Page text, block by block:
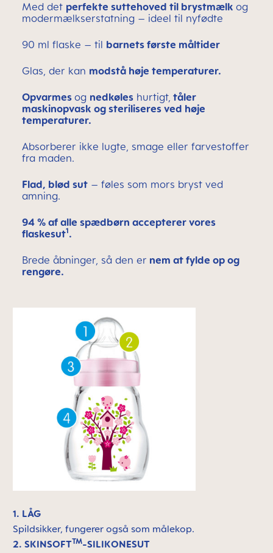
Med det perfekte suttehoved til brystmælk og
modermælkserstatning – ideel til nyfødte
90 ml flaske – til barnets første måltider
Glas, der kan modstå høje temperaturer.
Opvarmes og nedkøles hurtigt, tåler
maskinopvask og steriliseres ved høje
temperaturer.
Absorberer ikke lugte, smage eller farvestoffer
fra maden.
Flad, blød sut – føles som mors bryst ved
amning.
94 % af alle spædbørn accepterer vores
flaskesut1.
Brede åbninger, så den er nem at fylde op og
rengøre.
1. LÅG
Spildsikker, fungerer også som målekop.
2. SKINSOFTTM-SILIKONESUT